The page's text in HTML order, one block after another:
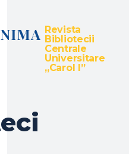
Revista
Bibliotecii
Centrale
Universitare
„Carol I”